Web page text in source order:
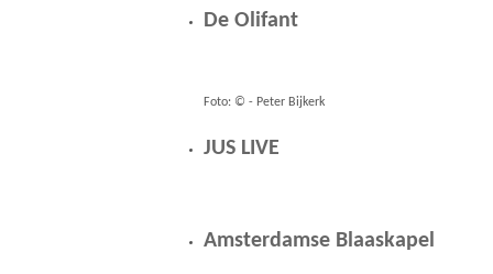
De Olifant
Foto: © - Peter Bijkerk
JUS LIVE
Amsterdamse Blaaskapel